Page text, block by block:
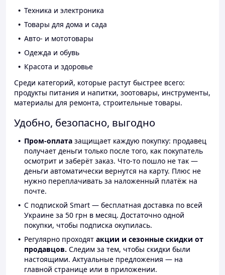
Техника и электроника
Товары для дома и сада
Авто- и мототовары
Одежда и обувь
Красота и здоровье
Среди категорий, которые растут быстрее всего:
продукты питания и напитки, зоотовары, инструменты,
материалы для ремонта, строительные товары.
Удобно, безопасно, выгодно
Пром-оплата защищает каждую покупку: продавец
получает деньги только после того, как покупатель
осмотрит и заберёт заказ. Что-то пошло не так —
деньги автоматически вернутся на карту. Плюс не
нужно переплачивать за наложенный платёж на
почте.
С подпиской Smart — бесплатная доставка по всей
Украине за 50 грн в месяц. Достаточно одной
покупки, чтобы подписка окупилась.
Регулярно проходят акции и сезонные скидки от
продавцов. Следим за тем, чтобы скидки были
настоящими. Актуальные предложения — на
главной странице или в приложении.